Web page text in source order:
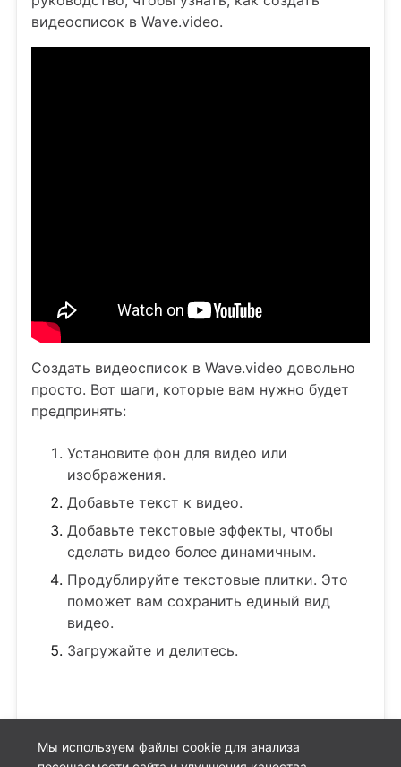
Мы используем файлы cookie для анализа
видеосписок в Wave.video.
Создать видеосписок в Wave.video довольно
просто. Вот шаги, которые вам нужно будет
предпринять:
Установите фон для видео или
изображения.
Добавьте текст к видео.
Добавьте текстовые эффекты, чтобы
сделать видео более динамичным.
Продублируйте текстовые плитки. Это
поможет вам сохранить единый вид
видео.
Загружайте и делитесь.